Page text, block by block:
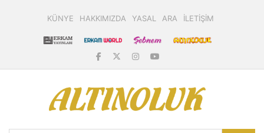
KÜNYE HAKKIMIZDA YASAL ARA İLETİŞİM